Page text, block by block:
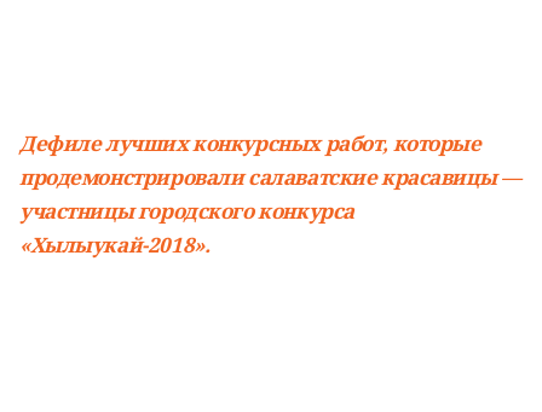
Дефиле лучших конкурсных работ, которые
продемонстрировали салаватские красавицы —
участницы городского конкурса
«Хылыукай-2018».